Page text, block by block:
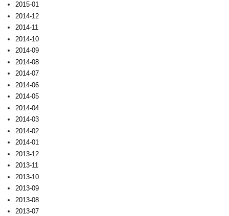
2015-01
2014-12
2014-11
2014-10
2014-09
2014-08
2014-07
2014-06
2014-05
2014-04
2014-03
2014-02
2014-01
2013-12
2013-11
2013-10
2013-09
2013-08
2013-07